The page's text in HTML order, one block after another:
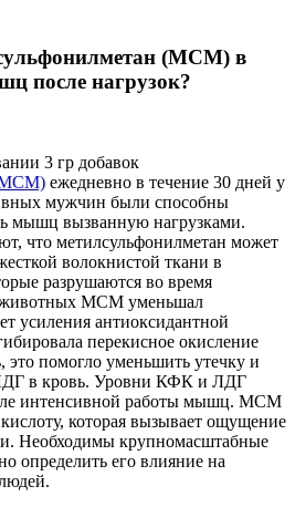
(МСМ) в
после нагрузок?
3 гр добавок
(МСМ) ежедневно в течение 30 дней у
мужчин были способны
мышц вызванную нагрузками.
что метилсульфонилметан может
волокнистой ткани в
разрушаются во время
МСМ уменьшал
усиления антиоксидантной
перекисное окисление
помогло уменьшить утечку и
в кровь. Уровни КФК и ЛДГ
интенсивной работы мышц. МСМ
которая вызывает ощущение
Необходимы крупномасштабные
определить его влияние на